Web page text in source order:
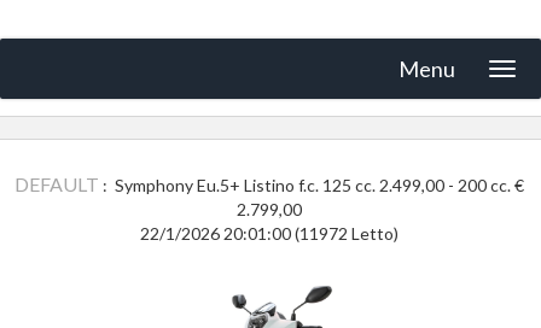
Menu
DEFAULT : Symphony Eu.5+ Listino f.c. 125 cc. 2.499,00 - 200 cc. €
2.799,00
22/1/2026 20:01:00(11972 Letto)